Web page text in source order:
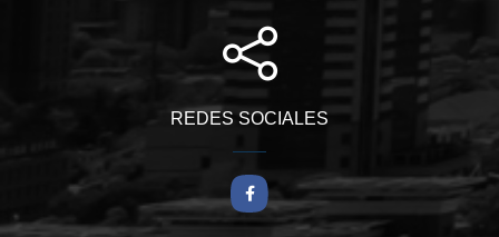
REDES SOCIALES
Facebook